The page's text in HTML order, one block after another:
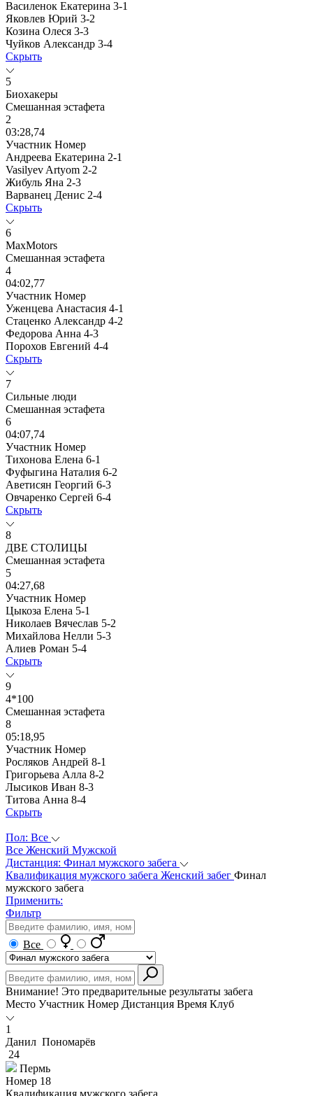
Василенок Екатерина 3-1
Яковлев Юрий 3-2
Козина Олеся 3-3
Чуйков Александр 3-4
Скрыть
5
Биохакеры
Смешанная эстафета
2
03:28,74
Участник Номер
Андреева Екатерина 2-1
Vasilyev Artyom 2-2
Жибуль Яна 2-3
Варванец Денис 2-4
Скрыть
6
MaxMotors
Смешанная эстафета
4
04:02,77
Участник Номер
Уженцева Анастасия 4-1
Стаценко Александр 4-2
Федорова Анна 4-3
Порохов Евгений 4-4
Скрыть
7
Сильные люди
Смешанная эстафета
6
04:07,74
Участник Номер
Тихонова Елена 6-1
Фуфыгина Наталия 6-2
Аветисян Георгий 6-3
Овчаренко Сергей 6-4
Скрыть
8
ДВЕ СТОЛИЦЫ
Смешанная эстафета
5
04:27,68
Участник Номер
Цыкоза Елена 5-1
Николаев Вячеслав 5-2
Михайлова Нелли 5-3
Алиев Роман 5-4
Скрыть
9
4*100
Смешанная эстафета
8
05:18,95
Участник Номер
Росляков Андрей 8-1
Григорьева Алла 8-2
Лысиков Иван 8-3
Титова Анна 8-4
Скрыть
Пол: Все
Все Женский Мужской
Дистанция: Финал мужского забега
Квалификация мужского забега Женский забег Финал
мужского забега
Применить:
Фильтр
Все
Внимание! Это предварительные результаты забега
Место Участник Номер Дистанция Время Клуб
1
Данил Пономарёв
24
Пермь
Номер 18
Квалификация мужского забега